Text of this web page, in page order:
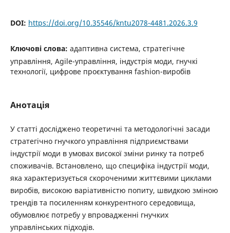
DOI: https://doi.org/10.35546/kntu2078-4481.2026.3.9
Ключові слова: адаптивна система, стратегічне
управління, Agile-управління, індустрія моди, гнучкі
технології, цифрове проєктування fashion-виробів
Анотація
У статті досліджено теоретичні та методологічні засади
стратегічно гнучкого управління підприємствами
індустрії моди в умовах високої зміни ринку та потреб
споживачів. Встановлено, що специфіка індустрії моди,
яка характеризується скороченими життєвими циклами
виробів, високою варіативністю попиту, швидкою зміною
трендів та посиленням конкурентного середовища,
обумовлює потребу у впровадженні гнучких
управлінських підходів.